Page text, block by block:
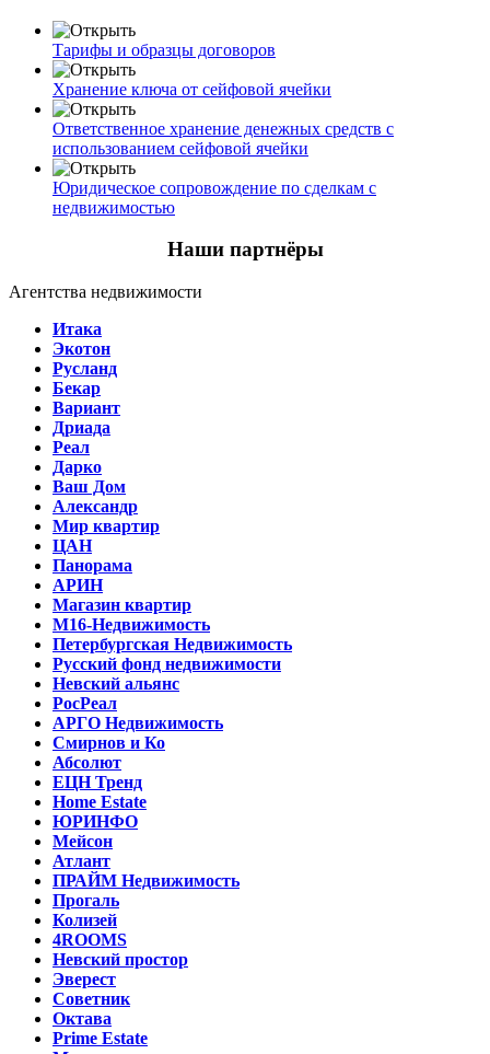
Тарифы и образцы договоров
Хранение ключа от сейфовой ячейки
Ответственное хранение денежных средств с
использованием сейфовой ячейки
Юридическое сопровождение по сделкам с
недвижимостью
Наши партнёры
Агентства недвижимости
Итака
Экотон
Русланд
Бекар
Вариант
Дриада
Реал
Дарко
Ваш Дом
Александр
Мир квартир
ЦАН
Панорама
АРИН
Магазин квартир
М16-Недвижимость
Петербургская Недвижимость
Русский фонд недвижимости
Невский альянс
РосРеал
АРГО Недвижимость
Смирнов и Ко
Абсолют
ЕЦН Тренд
Home Estate
ЮРИНФО
Мейсон
Атлант
ПРАЙМ Недвижимость
Прогаль
Колизей
4ROOMS
Невский простор
Эверест
Советник
Октава
Prime Estate